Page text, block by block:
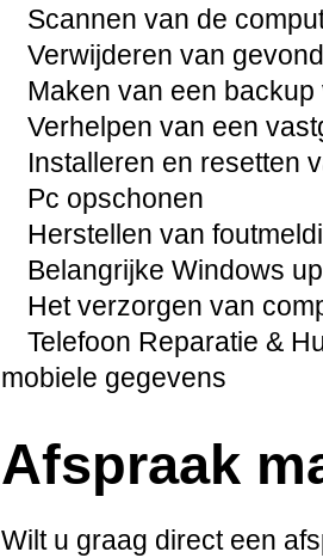
Scannen van de
Verwijderen van
Maken van een
Verhelpen van een
Installeren en resetten
Pc opschonen
Herstellen van
Belangrijke Windows
Het verzorgen van
Telefoon Reparatie &
mobiele gegevens
Afspraak
Wilt u graag direct een